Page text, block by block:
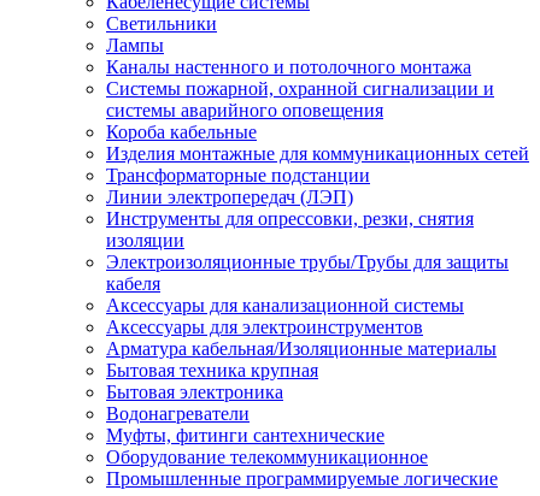
Светильники
Лампы
Каналы настенного и потолочного монтажа
Системы пожарной, охранной сигнализации и
системы аварийного оповещения
Короба кабельные
Изделия монтажные для коммуникационных сетей
Трансформаторные подстанции
Линии электропередач (ЛЭП)
Инструменты для опрессовки, резки, снятия
изоляции
Электроизоляционные трубы/Трубы для защиты
кабеля
Аксессуары для канализационной системы
Аксессуары для электроинструментов
Арматура кабельная/Изоляционные материалы
Бытовая техника крупная
Бытовая электроника
Водонагреватели
Муфты, фитинги сантехнические
Оборудование телекоммуникационное
Промышленные программируемые логические